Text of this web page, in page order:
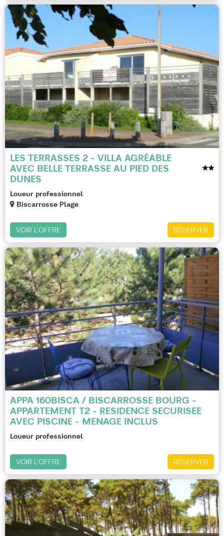
LES TERRASSES 2 - VILLA AGRÉABLE
AVEC BELLE TERRASSE AU PIED DES
DUNES
Loueur professionnel
Biscarrosse Plage
RÉSERVER
VOIR L'OFFRE
APPA 160BISCA / BISCARROSSE BOURG -
APPARTEMENT T2 - RESIDENCE SECURISEE
AVEC PISCINE - MENAGE INCLUS
Loueur professionnel
RÉSERVER
VOIR L'OFFRE